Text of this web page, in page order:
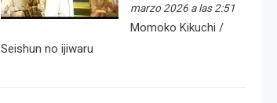
marzo 2026 a las 2:51
Momoko Kikuchi /
Seishun no ijiwaru